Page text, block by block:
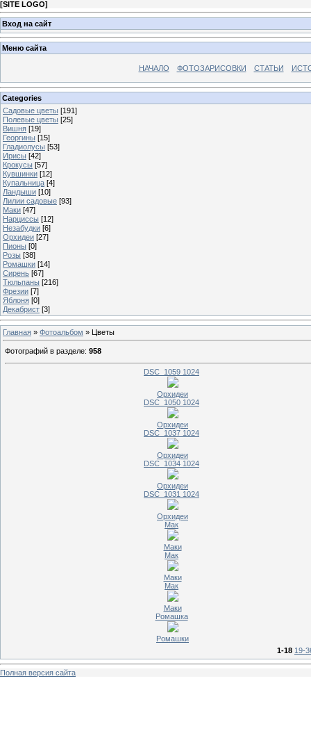
[SITE LOGO]
Вход на сайт
Меню сайта
НАЧАЛО ФОТОЗАРИСОВКИ СТАТЬИ
Categories
Садовые цветы [191]
Полевые цветы [25]
Вишня [19]
Георгины [15]
Гладиолусы [53]
Ирисы [42]
Крокусы [57]
Кувшинки [12]
Купальница [4]
Ландыши [10]
Лилии садовые [93]
Маки [47]
Нарциссы [12]
Незабудки [6]
Орхидеи [27]
Пионы [0]
Розы [38]
Ромашки [14]
Сирень [67]
Тюльпаны [216]
Фрезии [7]
Яблоня [0]
Декабрист [3]
Главная » Фотоальбом » Цветы
Фотографий в разделе: 958
DSC_1059 1024
Орхидеи
DSC_1050 1024
Орхидеи
DSC_1037 1024
Орхидеи
DSC_1034 1024
Орхидеи
DSC_1031 1024
Орхидеи
Мак
Маки
Мак
Маки
Мак
Маки
Ромашка
Ромашки
1-18 19-
Полная версия сайта